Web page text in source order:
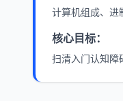
计算机组成、进
核心目标：
扫清入门认知障